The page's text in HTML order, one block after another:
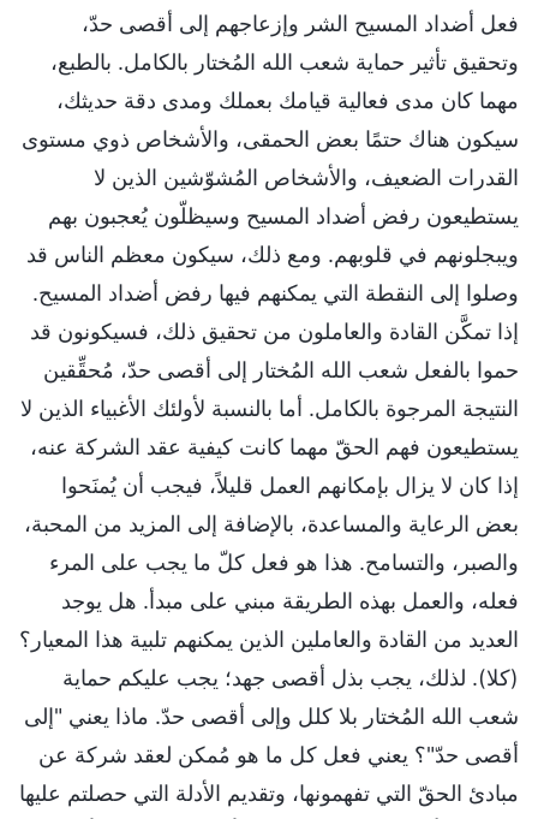
فعل أضداد المسيح الشر وإزعاجهم إلى أقصى حدّ،
وتحقيق تأثير حماية شعب الله المُختار بالكامل. بالطبع،
مهما كان مدى فعالية قيامك بعملك ومدى دقة حديثك،
سيكون هناك حتمًا بعض الحمقى، والأشخاص ذوي مستوى
القدرات الضعيف، والأشخاص المُشوّشين الذين لا
يستطيعون رفض أضداد المسيح وسيظلّون يُعجبون بهم
ويبجلونهم في قلوبهم. ومع ذلك، سيكون معظم الناس قد
وصلوا إلى النقطة التي يمكنهم فيها رفض أضداد المسيح.
إذا تمكَّن القادة والعاملون من تحقيق ذلك، فسيكونون قد
حموا بالفعل شعب الله المُختار إلى أقصى حدّ، مُحقِّقين
النتيجة المرجوة بالكامل. أما بالنسبة لأولئك الأغبياء الذين لا
يستطيعون فهم الحقّ مهما كانت كيفية عقد الشركة عنه،
إذا كان لا يزال بإمكانهم العمل قليلاً، فيجب أن يُمنَحوا
بعض الرعاية والمساعدة، بالإضافة إلى المزيد من المحبة،
والصبر، والتسامح. هذا هو فعل كلّ ما يجب على المرء
فعله، والعمل بهذه الطريقة مبني على مبدأ. هل يوجد
العديد من القادة والعاملين الذين يمكنهم تلبية هذا المعيار؟
(كلا). لذلك، يجب بذل أقصى جهد؛ يجب عليكم حماية
شعب الله المُختار بلا كلل وإلى أقصى حدّ. ماذا يعني "إلى
أقصى حدّ"؟ يعني فعل كل ما هو مُمكن لعقد شركة عن
مبادئ الحقّ التي تفهمونها، وتقديم الأدلة التي حصلتم عليها